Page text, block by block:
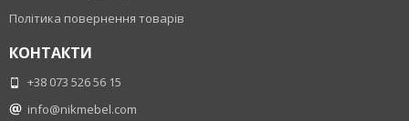
Політика повернення товарів
КОНТАКТИ
+38 073 526 56 15
info@nikmebel.com